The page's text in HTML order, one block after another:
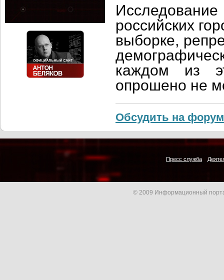
российских
выборке,
каждом из
опрошено не
Обсудить на
Пресс служба
© 2009 Информационный